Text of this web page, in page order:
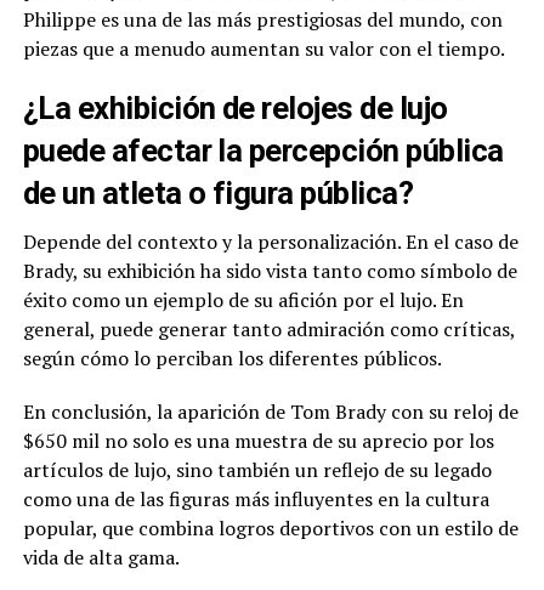
Philippe es una de las más prestigiosas del mundo, con
piezas que a menudo aumentan su valor con el tiempo.
¿La exhibición de relojes de lujo
puede afectar la percepción pública
de un atleta o figura pública?
Depende del contexto y la personalización. En el caso de
Brady, su exhibición ha sido vista tanto como símbolo de
éxito como un ejemplo de su afición por el lujo. En
general, puede generar tanto admiración como críticas,
según cómo lo perciban los diferentes públicos.
En conclusión, la aparición de Tom Brady con su reloj de
$650 mil no solo es una muestra de su aprecio por los
artículos de lujo, sino también un reflejo de su legado
como una de las figuras más influyentes en la cultura
popular, que combina logros deportivos con un estilo de
vida de alta gama.